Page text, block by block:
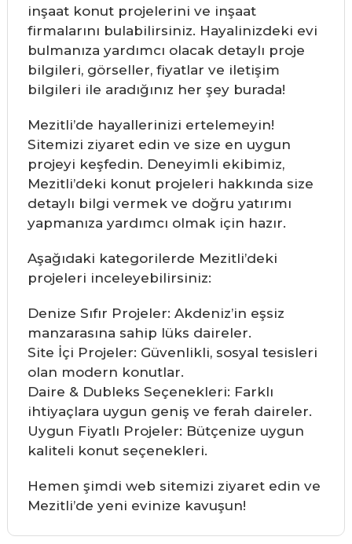
inşaat konut projelerini ve inşaat
firmalarını bulabilirsiniz. Hayalinizdeki evi
bulmanıza yardımcı olacak detaylı proje
bilgileri, görseller, fiyatlar ve iletişim
bilgileri ile aradığınız her şey burada!
Mezitli’de hayallerinizi ertelemeyin!
Sitemizi ziyaret edin ve size en uygun
projeyi keşfedin. Deneyimli ekibimiz,
Mezitli’deki konut projeleri hakkında size
detaylı bilgi vermek ve doğru yatırımı
yapmanıza yardımcı olmak için hazır.
Aşağıdaki kategorilerde Mezitli’deki
projeleri inceleyebilirsiniz:
Denize Sıfır Projeler: Akdeniz’in eşsiz
manzarasına sahip lüks daireler.
Site İçi Projeler: Güvenlikli, sosyal tesisleri
olan modern konutlar.
Daire & Dubleks Seçenekleri: Farklı
ihtiyaçlara uygun geniş ve ferah daireler.
Uygun Fiyatlı Projeler: Bütçenize uygun
kaliteli konut seçenekleri.
Hemen şimdi web sitemizi ziyaret edin ve
Mezitli’de yeni evinize kavuşun!